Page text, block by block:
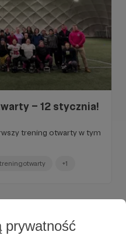
prywatność
– 12 stycznia!
trening otwarty w tym
treningotwarty +1